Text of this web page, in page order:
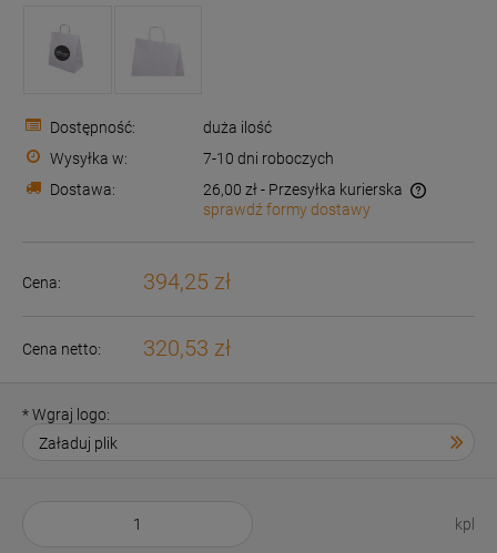
Dostępność:
duża ilość
Wysyłka w:
7-10 dni roboczych
Dostawa:
26,00 zł- Przesyłka kurierska
Cena nie zawiera ewentualnych kosztów płatności
sprawdź formy dostawy
Cena: 394,25 zł
Cena netto: 320,53 zł
*Wgraj logo:
kpl